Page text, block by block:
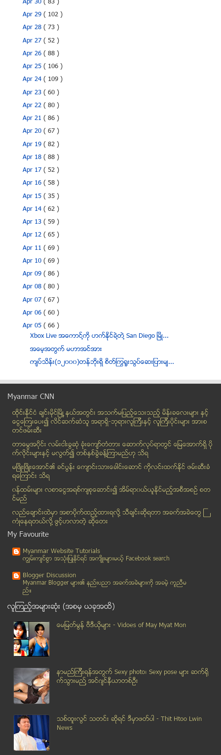
Apr 30( 83 )
Apr 29( 102 )
Apr 28( 73 )
Apr 27( 52 )
Apr 26( 88 )
Apr 25( 106 )
Apr 24( 109 )
Apr 23( 60 )
Apr 22( 80 )
Apr 21( 86 )
Apr 20( 67 )
Apr 19( 82 )
Apr 18( 88 )
Apr 17( 52 )
Apr 16( 58 )
Apr 15( 35 )
Apr 14( 62 )
Apr 13( 59 )
Apr 12( 65 )
Apr 11( 69 )
Apr 10( 69 )
Apr 09( 86 )
Apr 08( 80 )
Apr 07( 67 )
Apr 06( 60 )
Apr 05( 66 )
Xbox Live အေကာင္႔ကို ဟက္ႏိုင္ခဲ႔တဲ႔ San Diego ၿမိဳ...
အေမ့အတြက္ မဟာအင္အား
က်ပ္သိန္း(၁၂၀၀၀)တန္ဘိုးရွိ စိတ္ႂကြ႐ူးသြပ္ေဆးျပားမ်...
သံလြင္အေနာက္ကမ္းကူးသည့္ ဝ တပ္ဖြဲ႕ ႏွင့္ RCSS/SSA တ...
မိုးစေန ေလရာဟု
မီးရထားလမ္းတြင္ အိပ္ေနသျဖင့္ ရထားႀကိတ္ခံခဲ့ရၿပီး အ...
မိမိကုိယ္မိမိ Selfie ရိုက္သူ - ယဥ္ယဥ္ေလး ရူးေနသူမ်ား
လွ်ပ္စစ္စြမ္းအင္၊ ဓာတ္အားခ ႏွင့္ ျပည္သူ႔ခံစားခ်က္မ်ား
ေပ်ာက္ဆံုးေနတဲ့ မေလးရွားေလယာဥ္ရွာေဖြေရး အရွိန္အျမင...
ႏွစ္ဆခြဲခန္႔ မ်ားျပားလာေသာ ၂၀၁၄ စင္ကာပူ ျမန္မာမ်ား...
ျမန္မာအသင္း မေလးရွားအသင္းကိုု ေျခစြမ္းျပ အႏိုုင္ရ
သႀကၤန္ကာလအတြင္း အိတ္ေဇာသံဆူညံသည့္ဆိုင္ကယ္မ်ား အသိမ...
ေရႊဘုတ္ေျပာတဲ့ ေက်းလက္က ေက်ာမြဲေတြ အေၾကာင္း
ေျမာက္ကိုရီးယားမွ ဒံုးက်ည္မ်ား အသစ္ထပ္မံ ပစ္ခတ္ခဲ့...
သမီးေလးကို ေရႊလက္တြဲလို႔ ေကာ္ေဇာမွာ လမ္းေလွ်ာက္ခ်င...
အၾကမ္းဖက္ သတင္းမ်ားေၾကာင့္ စစ္ေတြၿမိဳ႕တြင္ လံုၿခံဳ...
လႊတ္ေတာ္ကိုယ္စားလွယ္၏ၿခံဝင္းအတြင္း တရားမဝင္သစ္မ်ား...
ႏိုင္ငံ့လံုျခံဳေရးႏွင့္ အမ်ိဳးသားေရးဆိုင္ရာ ျပႆနာျ...
စမတ္ဖုန္းေတြထဲက အမာဆံုးဖုန္း ဘယ္ဖုန္းပါလဲ ?
ျမန္မာ၁၀၀ေက်ာ္ ထိုင္းတြင္ အဖမ္းခံရ
အမည္မသိသူမ်ားအားၾကည့္မိရာမွ ၀ုိင္း၀န္းထုိးႀကိတ္ခံရ...
အၾကမ္းဖက္ သံသယရိွသူမ်ားကို ရက္စက္စြာ စစ္ေမးသည့္ စီ...
ေယာက္ဖအသတ္ခံရမႈ သြားၾကည့္သူ လူငယ္ကို ရဲတပ္ဖြဲ႕ဝင္ေ...
အသာလုပ္ပါဆရာတို႔ရာ ဟဝွာပါေပ်ာက္မဗ်ာ
အလွအပအတြက္ ခရမ္းခ်ဥ္သီးအသံုး၀င္ပံု
Myanmar CNN
ထိုင္းနို္င္ငံ ခ်င္းမိုင္ျမိဳ ့နယ္အတြင္း အသက္မျပည့္ေသးသည့္ မိန္းခေလးမ်ား နွင့္
ေငြေၾကးေပး၍ လိင္ဆက္ဆံသူ အရာရွိ-ဘုရားလူၾကီးနွင့္ လူၾကီးပိုင္းမ်ား အားစ
တင္ဖမ္းဆီး
တာေမြအ၀ိုင္း လမ္းငါးခြဆံု ခံုးေက်ာ္တံတား ေဆာက္လုပ္ရာတြင္ ေျမေအာက္ရွိ ပို
က္လိုင္းမ်ားႏွင့္ မလြတ္၍ တစ္ႏွစ္ခြဲခန္႔ၾကာမည္ဟု သိရ
မၿဖိဳးၿဖိဳးေအာင္၏ ခင္ပြန္း ေက်ာင္းသားေခါင္းေဆာင္ ကိုလင္းထက္ႏိုင္ ဖမ္းဆီးခံ
ရေၾကာင္း သိရ
၀န္ထမ္းမ်ား လစာေငြအရစ္က်စုေဆာင္း၍ အိမ္ရာ၀ယ္ယူႏုိင္မည့္အစီအစဥ္ စတ
င္မည္
လည္ေခ်ာင္းထဲမွာ အစာပိုက္ထည့္ထားရလုိ႔ သီခ်င္းဆုိရတာ အခက္အခဲေတြ ႀ
ကံဳေနရတယ္လို႔ ဖြင့္ဟလာတဲ့ ဆုိေတး
My Favourite
Myanmar Website Tutorials
ကၽြမ္းက်င္စြာ အသုံးျပဳႏုိင္ရင္ အက်ိဳးမ်ားမယ့္ Facebook search
Blogger Discussion
Myanmar Blogger မ်ား၏ နည္းပညာ အခက္အခဲမ်ားကုိ အခမဲ့ ကူညီမ
ည္။
လူၾကည့္အမ်ားဆုံး (အစမွ ယခုအထိ)
ေမျမတ္မြန္ ဗီဒီယုိမ်ား - Vidoes of May Myat Mon
နာမည္ၾကီးရန္အတြက္ Sexy photo၊ Sexy pose မ်ား ဆက္ရို
က္သြားမည္႔ အင္ဂ်င္နီယာတစ္ဦး
သစ္ထူးလြင္ သတင္း ဆုိရင္ ဒီမွာဖတ္ပါ - Thit Htoo Lwin
News